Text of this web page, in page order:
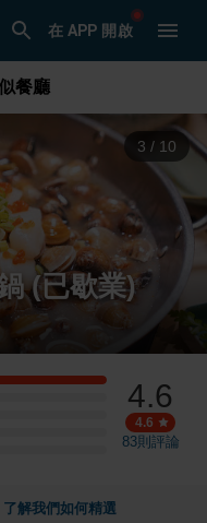
在 APP 開啟
餐廳
3 / 10
(已歇業)
4.6
4.6
83則評論
了解我們如何精選